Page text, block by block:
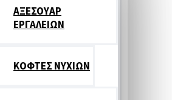
ΑΞΕΣΟΥΑΡ
ΕΡΓΑΛΕΙΩΝ
ΚΟΦΤΕΣ ΝΥΧΙΩΝ